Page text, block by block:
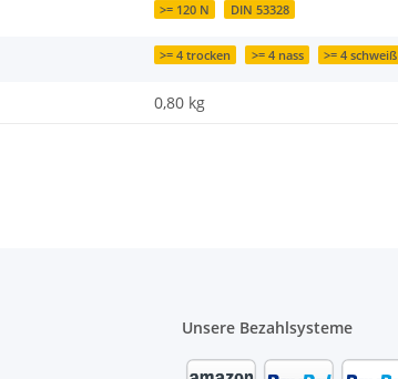
>= 120 N DIN 53328
>= 4 trocken >= 4 nass >= 4 schweiß
0,80 kg
Unsere Bezahlsysteme